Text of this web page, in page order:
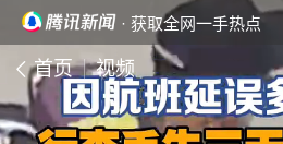
· 获取全网一手热点
首页 视频